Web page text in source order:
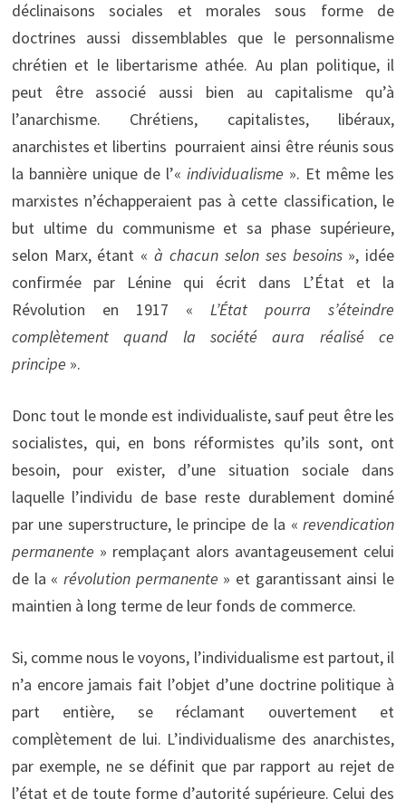
déclinaisons sociales et morales sous forme de
doctrines aussi dissemblables que le personnalisme
chrétien et le libertarisme athée. Au plan politique, il
peut être associé aussi bien au capitalisme qu’à
l’anarchisme. Chrétiens, capitalistes, libéraux,
anarchistes et libertins pourraient ainsi être réunis sous
la bannière unique de l’«individualisme ». Et même les
marxistes n’échapperaient pas à cette classification, le
but ultime du communisme et sa phase supérieure,
selon Marx, étant « à chacun selon ses besoins», idée
confirmée par Lénine qui écrit dans L’État et la
Révolution en 1917 «L’État pourra s’éteindre
complètement quand la société aura réalisé ce
principe ».
Donc tout le monde est individualiste, sauf peut être les
socialistes, qui, en bons réformistes qu’ils sont, ont
besoin, pour exister, d’une situation sociale dans
laquelle l’individu de base reste durablement dominé
par une superstructure, le principe de la «revendication
permanente » remplaçant alors avantageusement celui
de la « révolution permanente » et garantissant ainsi le
maintien à long terme de leur fonds de commerce.
Si, comme nous le voyons, l’individualisme est partout, il
n’a encore jamais fait l’objet d’une doctrine politique à
part entière, se réclamant ouvertement et
complètement de lui. L’individualisme des anarchistes,
par exemple, ne se définit que par rapport au rejet de
l’état et de toute forme d’autorité supérieure. Celui des